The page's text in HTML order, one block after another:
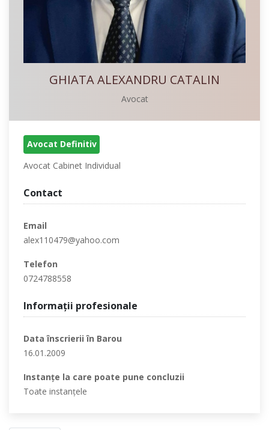
GHIATA ALEXANDRU CATALIN
Avocat
Avocat Definitiv
Avocat Cabinet Individual
Contact
Email
alex110479@yahoo.com
Telefon
0724788558
Informaţii profesionale
Data înscrierii în Barou
16.01.2009
Instanţe la care poate pune concluzii
Toate instanţele